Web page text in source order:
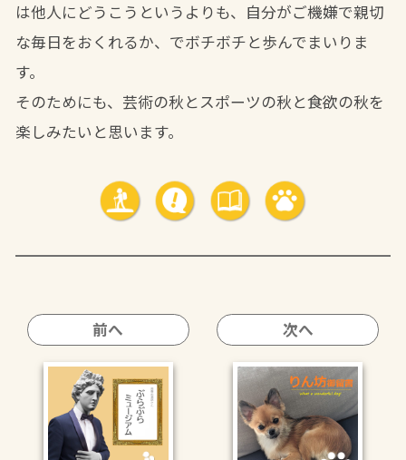
は他人にどうこうというよりも、自分がご機嫌で親切
な毎日をおくれるか、でボチボチと歩んでまいりま
す。
そのためにも、芸術の秋とスポーツの秋と食欲の秋を
楽しみたいと思います。
前へ 次へ